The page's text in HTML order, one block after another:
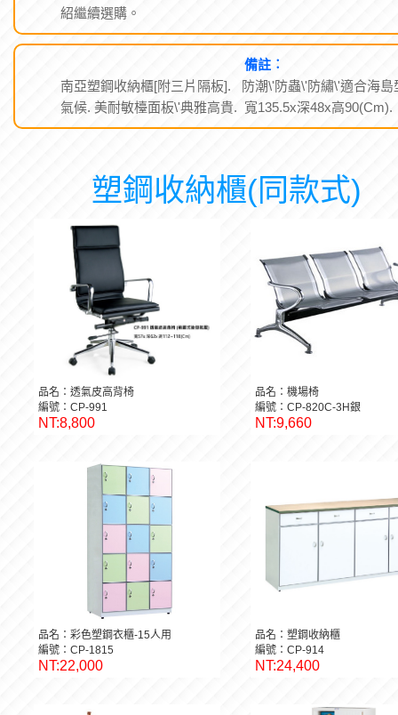
紹繼續選購。
備註︰
南亞塑鋼收納櫃[附三片隔板]. 防潮\'防蟲\'防繡\'適合海島
氣候. 美耐敏檯面板\'典雅高貴. 寬135.5x深48x高90(Cm).
塑鋼收納櫃(同款式)
品名：透氣皮高背椅
編號：CP-991
NT:8,800
品名：機場椅
編號：CP-820C-3H銀
NT:9,660
品名：彩色塑鋼衣櫃-15人用
編號：CP-1815
NT:22,000
品名：塑鋼收納櫃
編號：CP-914
NT:24,400